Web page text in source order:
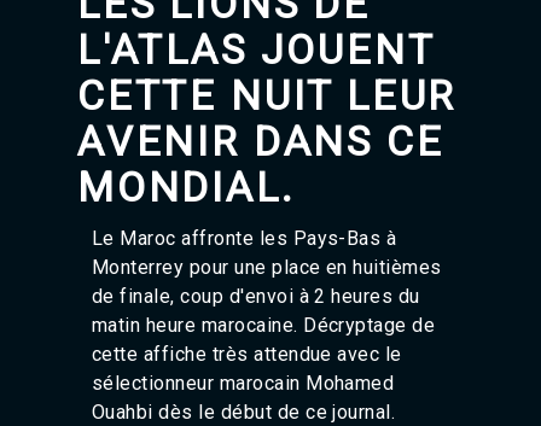
Essaouira 96.6
Safi 92.3
Taza 103.0
Taounate 95.6
Tiznit 103.1
SkhourRhamna 92.2
Taroudant 104.9
Tafraout 104.9
L'ATLAS JOUENT
CETTE NUIT LEUR
AVENIR DANS CE
MONDIAL.
Le Maroc affronte les Pays-Bas à
Monterrey pour une place en huitièmes
de finale, coup d'envoi à 2 heures du
matin heure marocaine. Décryptage de
cette affiche très attendue avec le
sélectionneur marocain Mohamed
Ouahbi dès le début de ce journal.